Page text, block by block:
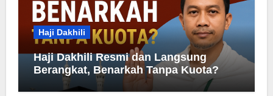
Haji Dakhili
Haji Dakhili Resmi dan Langsung
Berangkat, Benarkah Tanpa Kuota?